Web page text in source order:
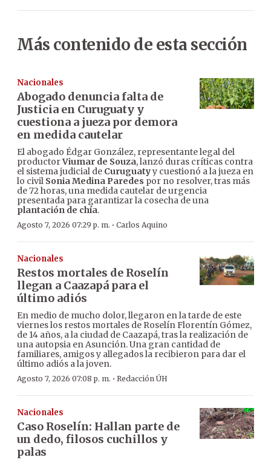
Más contenido de esta sección
Nacionales
Abogado denuncia falta de
Justicia en Curuguaty y
cuestiona a jueza por demora
en medida cautelar
El abogado Édgar González, representante legal del
productorViumar de Souza, lanzó duras críticas contra
el sistema judicial de Curuguatyy cuestionó a la jueza en
lo civil Sonia Medina Paredes por no resolver, tras más
de 72 horas, una medida cautelar de urgencia
presentada para garantizar la cosecha de una
plantación de chía.
Agosto 7, 2026 07:29 p. m. · Carlos Aquino
Nacionales
Restos mortales de Roselín
llegan a Caazapá para el
último adiós
En medio de mucho dolor, llegaron en la tarde de este
viernes los restos mortales de Roselín Florentín Gómez,
de 14 años, a la ciudad de Caazapá, tras la realización de
una autopsia en Asunción. Una gran cantidad de
familiares, amigos y allegados la recibieron para dar el
último adiós a la joven.
Agosto 7, 2026 07:08 p. m. · Redacción ÚH
Nacionales
Caso Roselín: Hallan parte de
un dedo, filosos cuchillos y
palas